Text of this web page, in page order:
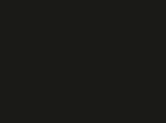
gerente de futebol do
Sobradinho-DF e no Goiás. O
como gerente de
foi demitido. Em pouco